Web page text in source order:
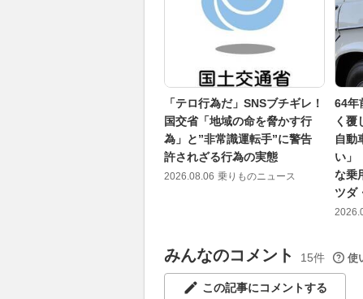
「テロ行為だ」SNSブチギレ！
国交省「地域の命を脅かす行
為」と”非常識運転手”に警告
許されざる行為の実態
2026.08.06 乗りものニュース
64年
く覆
自動
い」
な乗
ツダ
みんなのコメント 15件 使
この記事にコメントする